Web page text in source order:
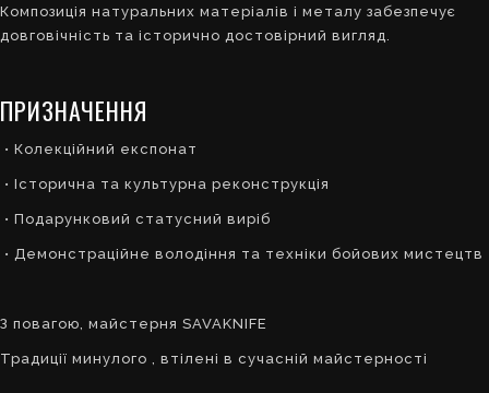
Композиція натуральних матеріалів і металу забезпечує
довговічність та історично достовірний вигляд.
ПРИЗНАЧЕННЯ
• Колекційний експонат
• Історична та культурна реконструкція
• Подарунковий статусний виріб
• Демонстраційне володіння та техніки бойових мистецтв
З повагою, майстерня SAVAKNIFE
Традиції минулого , втілені в сучасній майстерності